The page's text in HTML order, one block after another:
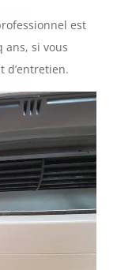
est
ans, si vous
d’entretien.